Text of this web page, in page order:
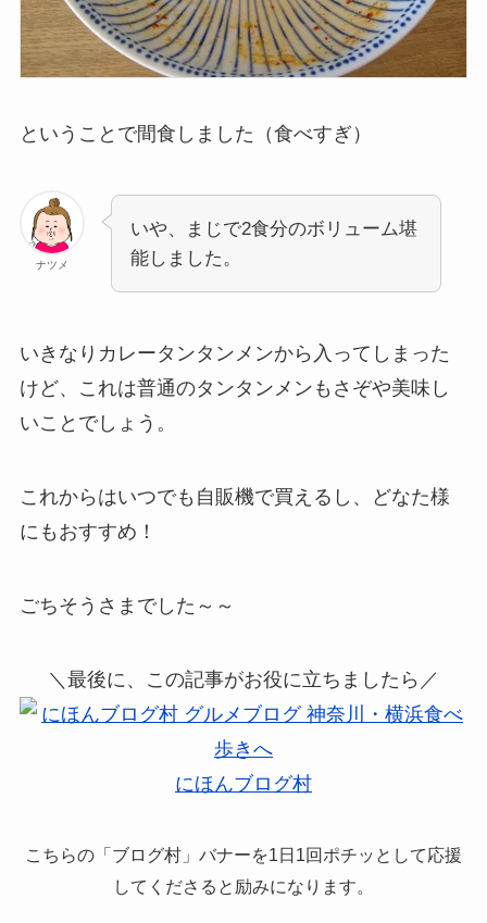
ということで間食しました（食べすぎ）
ナツメ
いや、まじで2食分のボリューム堪
能しました。
いきなりカレータンタンメンから入ってしまった
けど、これは普通のタンタンメンもさぞや美味し
いことでしょう。
これからはいつでも自販機で買えるし、どなた様
にもおすすめ！
ごちそうさまでした～～
＼最後に、この記事がお役に立ちましたら／
にほんブログ村
こちらの「ブログ村」バナーを1日1回ポチッとして応援
してくださると励みになります。